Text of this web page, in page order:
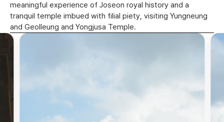
meaningful experience of Joseon royal history and a
tranquil temple imbued with filial piety, visiting Yungneung
and Geolleung and Yongjusa Temple.